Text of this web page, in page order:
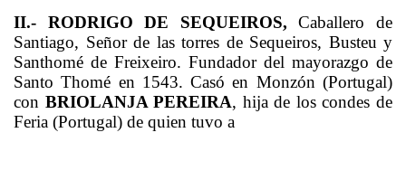
II.- RODRIGO DE SEQUEIROS, Caballero de
Santiago, Señor de las torres de Sequeiros, Busteu y
Santhomé de Freixeiro. Fundador del mayorazgo de
Santo Thomé en 1543. Casó en Monzón (Portugal)
con BRIOLANJA PEREIRA, hija de los condes de
Feria (Portugal) de quien tuvo a